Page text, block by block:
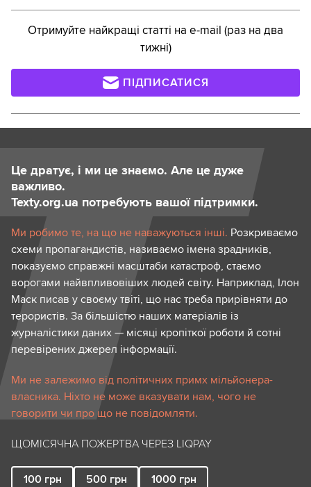
Отримуйте найкращі статті на e-mail (раз на два
тижні)
ПІДПИСАТИСЯ
Це дратує, і ми це знаємо. Але це дуже
важливо.
Texty.org.ua потребують вашої підтримки.
Ми робимо те, на що не наважуються інші. Розкриваємо
схеми пропагандистів, називаємо імена зрадників,
показуємо справжні масштаби катастроф, стаємо
ворогами найвпливовіших людей світу. Наприклад, Ілон
Маск писав у своєму твіті, що нас треба прирівняти до
терористів. За більшістю наших матеріалів із
журналістики даних — місяці кропіткої роботи й сотні
перевірених джерел інформації.
Ми не залежимо від політичних примх мільйонера-
власника. Ніхто не може вказувати нам, чого не
говорити чи про що не повідомляти.
ЩОМІСЯЧНА ПОЖЕРТВА ЧЕРЕЗ LIQPAY
100 грн 500 грн 1000 грн